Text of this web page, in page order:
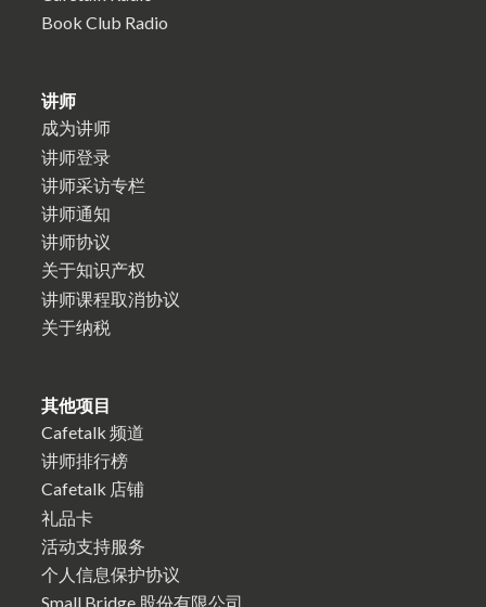
Book Club Radio
讲师
成为讲师
讲师登录
讲师采访专栏
讲师通知
讲师协议
关于知识产权
讲师课程取消协议
关于纳税
其他项目
Cafetalk 频道
讲师排行榜
Cafetalk 店铺
礼品卡
活动支持服务
个人信息保护协议
Small Bridge 股份有限公司